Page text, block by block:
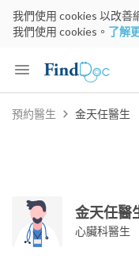
我們使用 cookies 以改善
我們使用 cookies。 了解
Keyword
預約醫生 金天任醫生
金天任醫
心臟科醫生